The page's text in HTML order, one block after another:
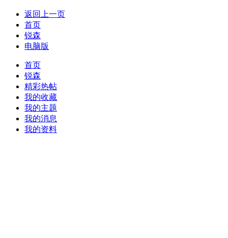
返回上一页
首页
锐森
电脑版
首页
锐森
精彩热帖
我的收藏
我的主题
我的消息
我的资料